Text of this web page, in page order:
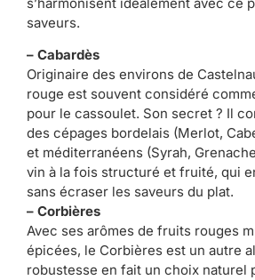
saveurs.
– Cabardès
Originaire des environs de
rouge est souvent considéré
pour le cassoulet. Son secret ? Il
des cépages bordelais (Merlot,
et méditerranéens (Syrah,
vin à la fois structuré et fruité, qui
sans écraser les saveurs du plat.
– Corbières
Avec ses arômes de fruits rouges
épicées, le Corbières est un autre
robustesse en fait un choix naturel